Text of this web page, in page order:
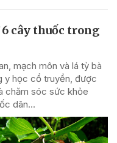
cây thuốc trong
mạch môn và lá tỳ bà
y học cổ truyền, được
chăm sóc sức khỏe
dân...